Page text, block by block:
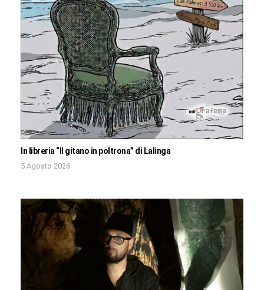
In libreria “Il gitano in poltrona” di Lalinga
5 Agosto 2026